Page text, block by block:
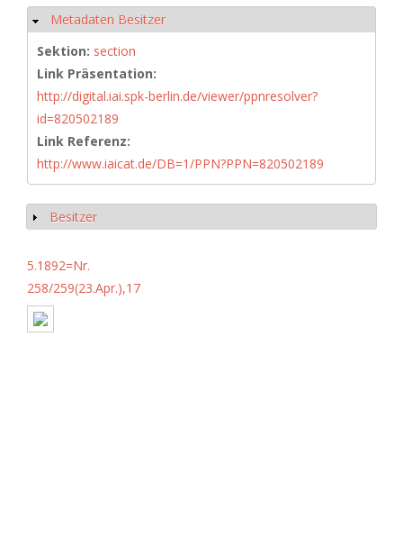
Hide
Metadaten Besitzer
Sektion: section
Link Präsentation:
http://digital.iai.spk-berlin.de/viewer/ppnresolver?
id=820502189
Link Referenz:
http://www.iaicat.de/DB=1/PPN?PPN=820502189
Show
Besitzer
5.1892=Nr.
258/259(23.Apr.),17